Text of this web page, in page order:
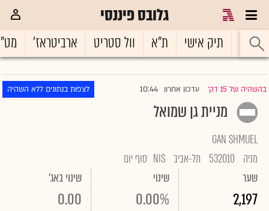
גלובס פיננסי
ראשי תיק אישי ת"א וול סטריט ארביטראז'
בהשהיה של 15 דק' |עדכון אחרון 10:44 לצפות בנתונים ללא השהיה
מניית גן שמואל
GAN SHMUEL
מניה
532010 תל-אביב NIS סוף יום
שער
2,197
שינוי
0.00%
שינוי באג'
0.00